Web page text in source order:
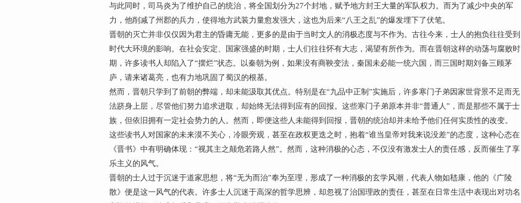
与此同时，司马炎为了维护自己的统治，将全国划分为27个封地，赋予地方封王大量的军队权力。而为了减少中央的军
力，他削减了州郡的兵力，使得地方武装力量愈发强大，这也为后来“八王之乱”的爆发埋下了伏笔。
晋朝的灭亡并非仅仅因为君主的昏庸无能，更多的是由于当时文人的消极态度与不作为。古往今来，士人的抱负往往受到
时代大环境的影响。在社会安定、国家强盛的时期，士人们往往怀有大志，渴望有所作为。而在晋朝这样的动荡与腐败时
期，许多读书人却陷入了“摆烂”状态。以秦朝为例，如果没有商鞅变法，秦国未必能一统六国，而三国时期刘备三顾茅
庐，请来诸葛亮，也有力地巩固了蜀汉的根基。
然而，晋朝只学到了前朝的弊端，却未能汲取其优点。特别是在“九品中正制”实施后，许多寒门子弟因家世背景不足而无
法跻身上层，尽管他们努力追求进取，却始终无法得到应有的回报。这些寒门子弟原本并非“普通人”，而是那些不属于士
族，但依旧拥有一定社会势力的人。然而，即便这些人未能得到回报，晋朝的统治却并未给予他们任何实质性的改变。
这些读书人对国家的未来漠不关心，冷眼旁观，甚至在政权更迭之时，抱着“谁当皇帝对我来说没差”的态度，这种心态在
《晋书》中有明确体现：“视其主之颠危若路人然”。然而，这种消极的心态，不仅没有激发士人的责任感，反而催生了享
乐主义的风气。
晋朝的士人过于沉迷于道家思想，将“无为而治”奉为至理，形成了一种消极的玄学风潮，代表人物如嵇康，他的《广陵
散》便是这一风气的代表。许多士人沉迷于高深的哲学思辨，却忽视了治国理政的责任，甚至在日常生活中表现出对功名